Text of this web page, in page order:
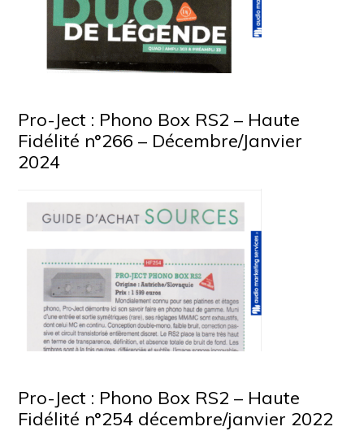
Pro-Ject : Phono Box RS2 – Haute
Fidélité n°266 – Décembre/Janvier
2024
Pro-Ject : Phono Box RS2 – Haute
Fidélité n°254 décembre/janvier 2022